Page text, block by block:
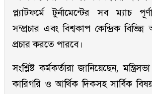
প্ল্যাটফর্মে টুর্নামেন্টের সব ম্যাচ
সম্প্রচার এবং বিশ্বকাপ কেন্দ্রিক
প্রচার করতে পারবে।
সংশ্লিষ্ট কর্মকর্তারা জানিয়েছেন,
কারিগরি ও আর্থিক দিকসহ সার্বিক